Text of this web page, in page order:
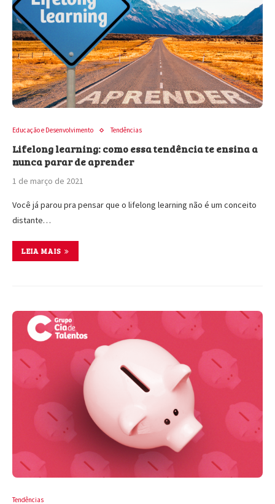
Educação e Desenvolvimento Tendências
Lifelong learning: como essa tendência te ensina a
nunca parar de aprender
1 de março de 2021
Você já parou pra pensar que o lifelong learning não é um conceito
distante…
LEIA MAIS
Tendências